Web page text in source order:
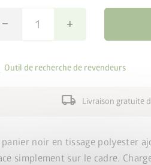
remove add
Outil de recherche de revendeurs
local_shipping Livraison gratuite
panier noir en tissage polyester
simplement sur le cadre.